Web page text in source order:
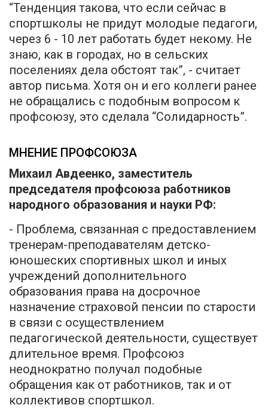
“Тенденция такова, что если сейчас в
спортшколы не придут молодые педагоги,
через 6 - 10 лет работать будет некому. Не
знаю, как в городах, но в сельских
поселениях дела обстоят так”, - считает
автор письма. Хотя он и его коллеги ранее
не обращались с подобным вопросом к
профсоюзу, это сделала “Солидарность”.
МНЕНИЕ ПРОФСОЮЗА
Михаил Авдеенко, заместитель
председателя профсоюза работников
народного образования и науки РФ:
- Проблема, связанная с предоставлением
тренерам-преподавателям детско-
юношеских спортивных школ и иных
учреждений дополнительного
образования права на досрочное
назначение страховой пенсии по старости
в связи с осуществлением
педагогической деятельности, существует
длительное время. Профсоюз
неоднократно получал подобные
обращения как от работников, так и от
коллективов спортшкол.